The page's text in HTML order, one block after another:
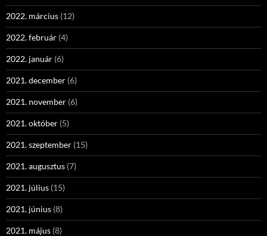
2022. március (12)
2022. február (4)
2022. január (6)
2021. december (6)
2021. november (6)
2021. október (5)
2021. szeptember (15)
2021. augusztus (7)
2021. július (15)
2021. június (8)
2021. május (8)